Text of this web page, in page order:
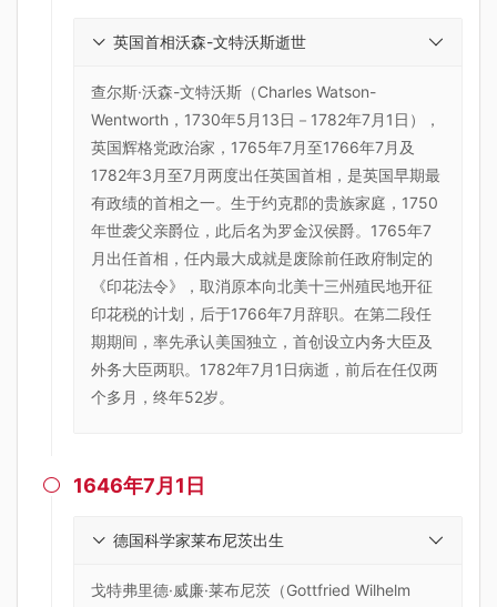
英国首相沃森-文特沃斯逝世
查尔斯·沃森-文特沃斯（Charles Watson-
Wentworth，1730年5月13日－1782年7月1日），
英国辉格党政治家，1765年7月至1766年7月及
1782年3月至7月两度出任英国首相，是英国早期最
有政绩的首相之一。生于约克郡的贵族家庭，1750
年世袭父亲爵位，此后名为罗金汉侯爵。1765年7
月出任首相，任内最大成就是废除前任政府制定的
《印花法令》，取消原本向北美十三州殖民地开征
印花税的计划，后于1766年7月辞职。在第二段任
期期间，率先承认美国独立，首创设立内务大臣及
外务大臣两职。1782年7月1日病逝，前后在任仅两
个多月，终年52岁。
 1646年7月1日
德国科学家莱布尼茨出生
戈特弗里德·威廉·莱布尼茨（Gottfried Wilhelm